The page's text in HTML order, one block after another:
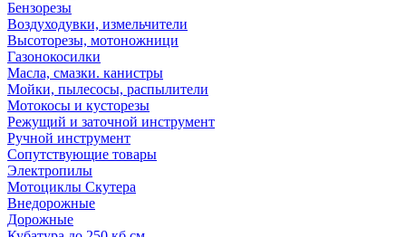
Бензорезы
Воздуходувки, измельчители
Высоторезы, мотоножници
Газонокосилки
Масла, смазки. канистры
Мойки, пылесосы, распылители
Мотокосы и кусторезы
Режущий и заточной инструмент
Ручной инструмент
Сопутствующие товары
Электропилы
Мотоциклы Скутера
Внедорожные
Дорожные